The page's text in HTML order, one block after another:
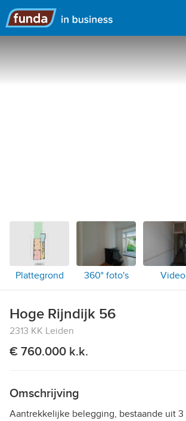
Hoofdmenu
Plattegrond 360° foto's Video
Hoge Rijndijk 56
2313 KK Leiden
€ 760.000 k.k.
Omschrijving
Aantrekkelijke belegging, bestaande uit 3